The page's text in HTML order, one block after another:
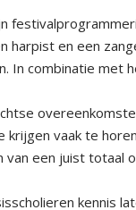
harpist en een
In combinatie met
krijgen vaak te
van een juist totaal
kennis